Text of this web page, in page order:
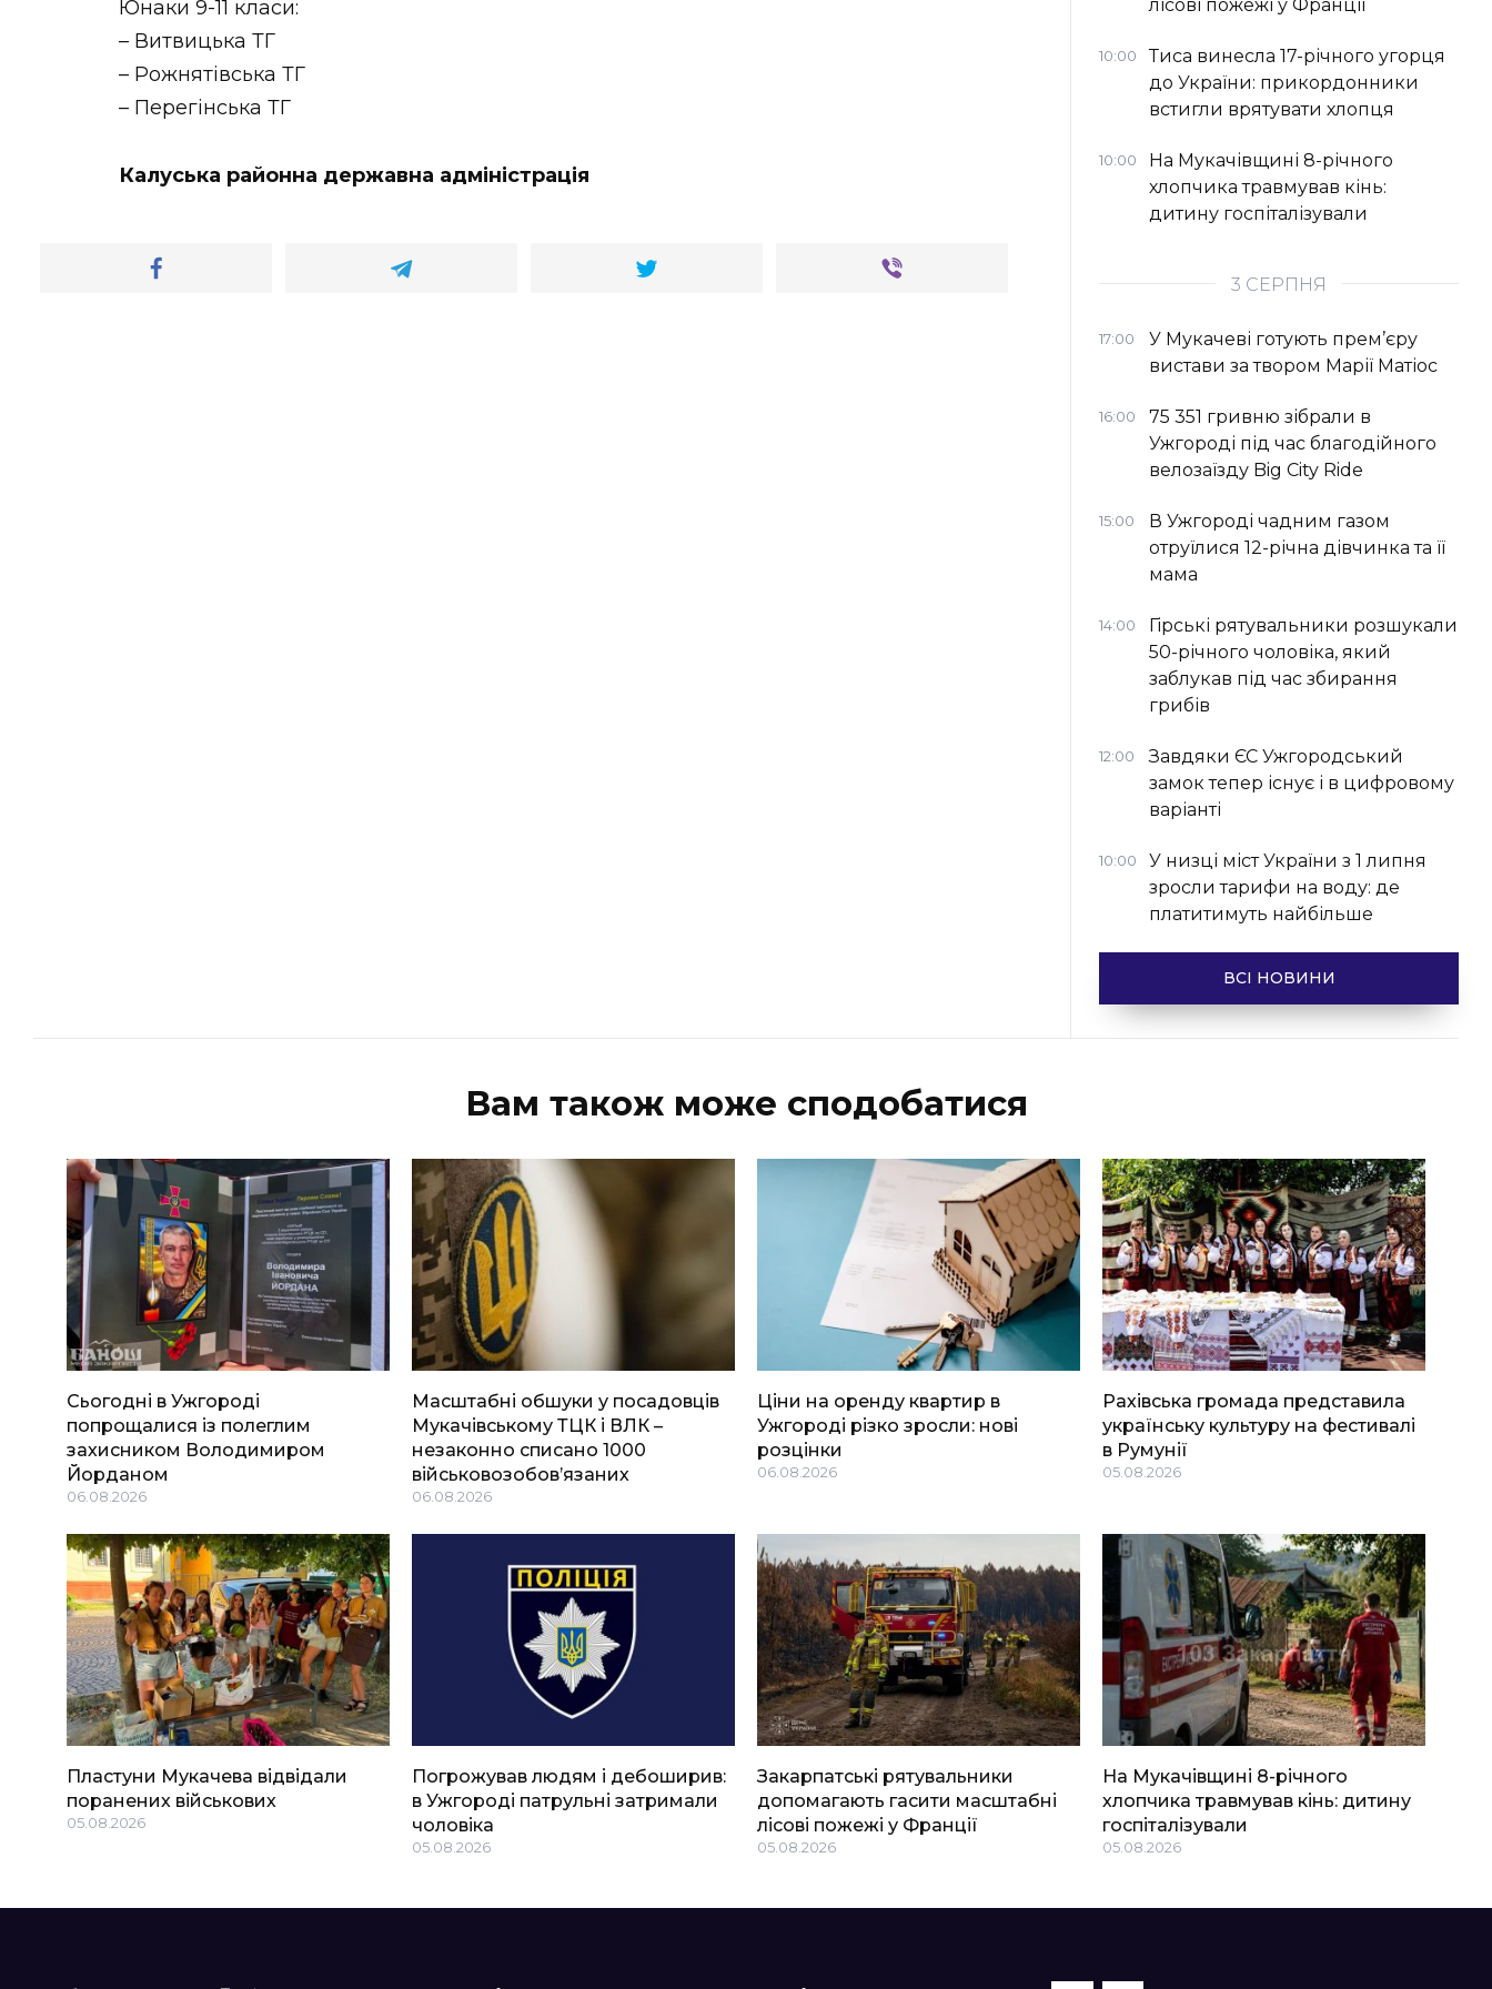
Юнаки 9-11 класи:
– Витвицька ТГ
– Рожнятівська ТГ
– Перегінська ТГ
Калуська районна державна адміністрація
лісові пожежі у Франції
10:00
Тиса винесла 17-річного угорця
до України: прикордонники
встигли врятувати хлопця
10:00
На Мукачівщині 8-річного
хлопчика травмував кінь:
дитину госпіталізували
3 СЕРПНЯ
17:00
У Мукачеві готують прем’єру
вистави за твором Марії Матіос
16:00
75 351 гривню зібрали в
Ужгороді під час благодійного
велозаїзду Big Сity Ride
15:00
В Ужгороді чадним газом
отруїлися 12-річна дівчинка та її
мама
14:00
Гірські рятувальники розшукали
50-річного чоловіка, який
заблукав під час збирання
грибів
12:00
Завдяки ЄС Ужгородський
замок тепер існує і в цифровому
варіанті
10:00
У низці міст України з 1 липня
зросли тарифи на воду: де
платитимуть найбільше
ВСІ НОВИНИ
Вам також може сподобатися
Сьогодні в Ужгороді
попрощалися із полеглим
захисником Володимиром
Йорданом
06.08.2026
Масштабні обшуки у посадовців
Мукачівському ТЦК і ВЛК –
незаконно списано 1000
військовозобов’язаних
06.08.2026
Ціни на оренду квартир в
Ужгороді різко зросли: нові
розцінки
06.08.2026
Рахівська громада представила
українську культуру на фестивалі
в Румунії
05.08.2026
Пластуни Мукачева відвідали
поранених військових
05.08.2026
Погрожував людям і дебоширив:
в Ужгороді патрульні затримали
чоловіка
05.08.2026
Закарпатські рятувальники
допомагають гасити масштабні
лісові пожежі у Франції
05.08.2026
На Мукачівщині 8-річного
хлопчика травмував кінь: дитину
госпіталізували
05.08.2026